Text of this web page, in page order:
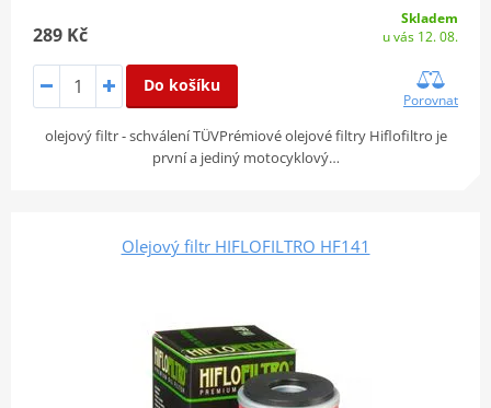
289 Kč
Skladem
u vás 12. 08.
Do košíku
Porovnat
olejový filtr - schválení TÜVPrémiové olejové filtry Hiflofiltro je
první a jediný motocyklový…
Olejový filtr HIFLOFILTRO HF141